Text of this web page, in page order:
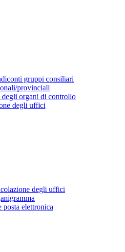
gruppi consiliari
provinciali
organi di controllo
degli uffici
degli uffici
posta elettronica